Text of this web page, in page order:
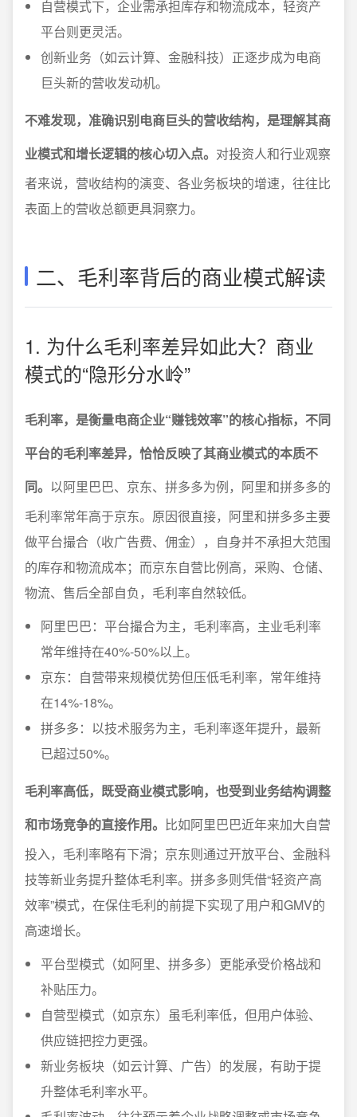
自营模式下，企业需承担库存和物流成本，轻资产
平台则更灵活。
创新业务（如云计算、金融科技）正逐步成为电商
巨头新的营收发动机。
不难发现，准确识别电商巨头的营收结构，是理解其商
业模式和增长逻辑的核心切入点。 对投资人和行业观察
者来说，营收结构的演变、各业务板块的增速，往往比
表面上的营收总额更具洞察力。
二、毛利率背后的商业模式解读
1. 为什么毛利率差异如此大？商业
模式的“隐形分水岭”
毛利率，是衡量电商企业“赚钱效率”的核心指标，不同
平台的毛利率差异，恰恰反映了其商业模式的本质不
同。 以阿里巴巴、京东、拼多多为例，阿里和拼多多的
毛利率常年高于京东。原因很直接，阿里和拼多多主要
做平台撮合（收广告费、佣金），自身并不承担大范围
的库存和物流成本；而京东自营比例高，采购、仓储、
物流、售后全部自负，毛利率自然较低。
阿里巴巴：平台撮合为主，毛利率高，主业毛利率
常年维持在40%-50%以上。
京东：自营带来规模优势但压低毛利率，常年维持
在14%-18%。
拼多多：以技术服务为主，毛利率逐年提升，最新
已超过50%。
毛利率高低，既受商业模式影响，也受到业务结构调整
和市场竞争的直接作用。 比如阿里巴巴近年来加大自营
投入，毛利率略有下滑；京东则通过开放平台、金融科
技等新业务提升整体毛利率。拼多多则凭借“轻资产高
效率”模式，在保住毛利的前提下实现了用户和GMV的
高速增长。
平台型模式（如阿里、拼多多）更能承受价格战和
补贴压力。
自营型模式（如京东）虽毛利率低，但用户体验、
供应链把控力更强。
新业务板块（如云计算、广告）的发展，有助于提
升整体毛利率水平。